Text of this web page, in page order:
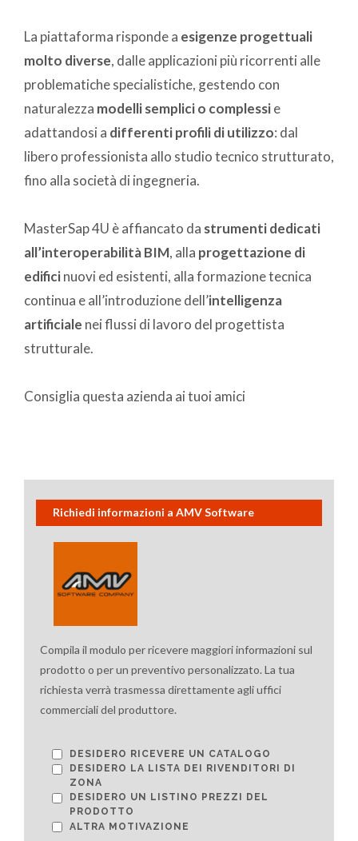
La piattaforma risponde a esigenze progettuali
molto diverse, dalle applicazioni più ricorrenti alle
problematiche specialistiche, gestendo con
naturalezza modelli semplici o complessie
adattandosi a differenti profili di utilizzo: dal
libero professionista allo studio tecnico strutturato,
fino alla società di ingegneria.
MasterSap 4U è affiancato da strumenti dedicati
all’interoperabilità BIM, alla progettazione di
edificinuovi ed esistenti, alla formazione tecnica
continua e all’introduzione dell’intelligenza
artificiale nei flussi di lavoro del progettista
strutturale.
Consiglia questa azienda ai tuoi amici
Richiedi informazioni a AMV Software
Compila il modulo per ricevere maggiori informazioni sul
prodotto o per un preventivo personalizzato. La tua
richiesta verrà trasmessa direttamente agli uffici
commerciali del produttore.
DESIDERO RICEVERE UN CATALOGO
DESIDERO LA LISTA DEI RIVENDITORI DI
ZONA
DESIDERO UN LISTINO PREZZI DEL
PRODOTTO
ALTRA MOTIVAZIONE